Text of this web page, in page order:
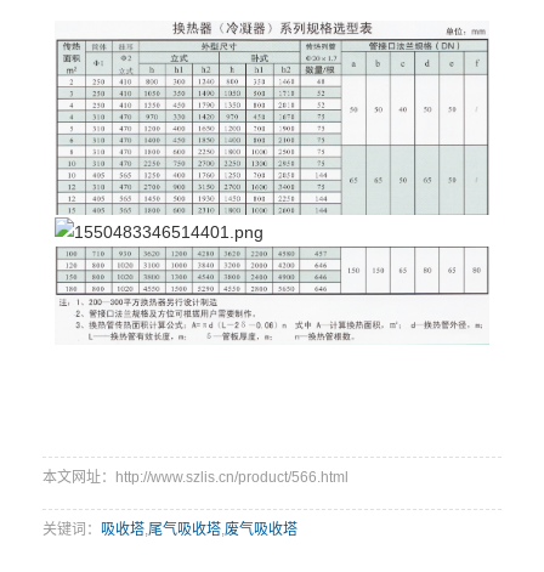
本文网址：http://www.szlis.cn/product/566.html
关键词： 吸收塔,尾气吸收塔,废气吸收塔